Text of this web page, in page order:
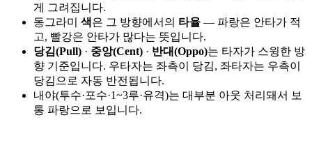
게 그려집니다.
동그라미 색은 그 방향에서의 타율 — 파랑은 안타가 적
고, 빨강은 안타가 많다는 뜻입니다.
당김(Pull) · 중앙(Cent) · 반대(Oppo)는 타자가 스윙한 방
향 기준입니다. 우타자는 좌측이 당김, 좌타자는 우측이
당김으로 자동 반전됩니다.
내야(투수·포수·1~3루·유격)는 대부분 아웃 처리돼서 보
통 파랑으로 보입니다.